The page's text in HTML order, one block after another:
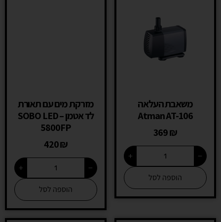
משאבת העלאה
Atman AT-106
369₪
−
+
הוספה לסל
מזרקת מים עם תאורת
לד אטמן – SOBO LED
5800FP
420₪
−
+
הוספה לסל